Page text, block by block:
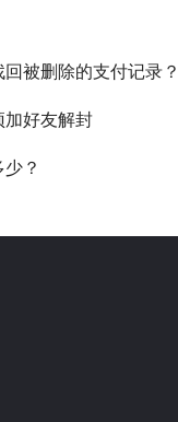
被删除的支付记录？
加好友解封
？